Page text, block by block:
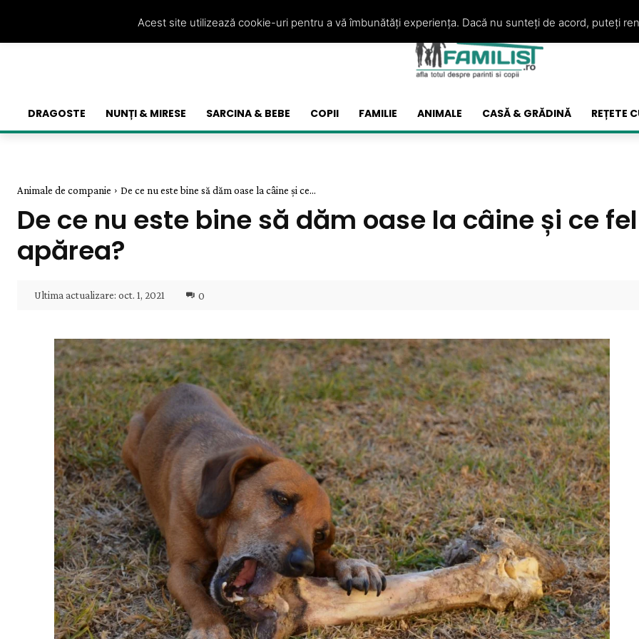
DRAGOSTE NUNȚI & MIRESE SARCINA & BEBE COPII FAMILIE ANIMALE CASĂ & GRĂDINĂ REȚETE
Animale de companie De ce nu este bine să dăm oase la câine și ce...
De ce nu este bine să dăm oase la câine și ce
apărea?
Ultima actualizare: oct. 1, 2021 0
Acest site utilizează cookie-uri pentru a vă îmbunătăți experiența. Dacă nu sunteți de acord, puteți